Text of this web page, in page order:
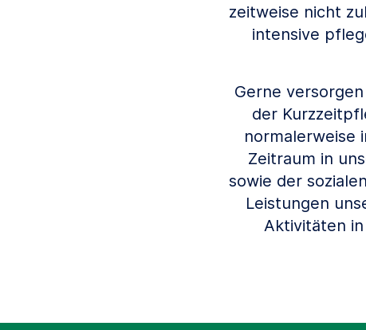
zeitweise nicht
intensive
Gerne
der
normalerweise
Zeitraum in
sowie der
Leistungen
Aktivitäten